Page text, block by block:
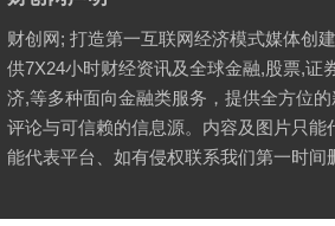
财创网; 打造第一互联网经济模式媒体创
供7X24小时财经资讯及全球金融,股票,证
济,等多种面向金融类服务，提供全方位的
评论与可信赖的信息源。内容及图片只能
能代表平台、如有侵权联系我们第一时间